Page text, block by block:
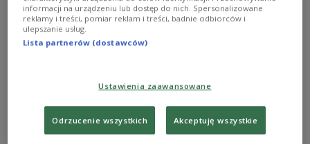
Z Pawłem Bravo rozmawialiśmy o książce Jehanne
Dubrow "Smak. Zapiski o kulturze i zmysłach". O
literackich i kulturowych konotacjach jedzenia, o
obecności kuchni w języku, o Prouście i Mickiewiczu,
Zobacz więcej na temat:kuchnia Dwójka
informacji na urządzeniu lub dostęp do nich. Spersonalizowane
reklamy i treści, pomiar reklam i treści, badnie odbiorców i
ulepszanie usług.
Lista partnerów (dostawców)
Ustawienia zaawansowane
Odrzucenie wszystkich Akceptuję wszystkie